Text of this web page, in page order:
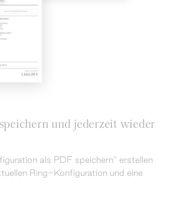
und jederzeit wieder
als PDF speichern“ erstellen
Ring-Konfiguration und eine